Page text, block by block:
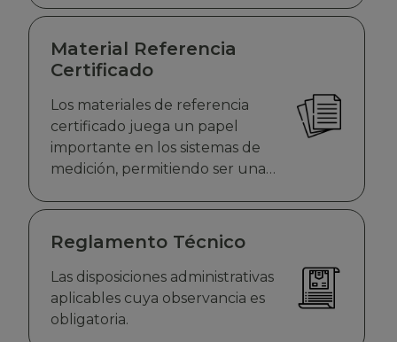
el suelo y una gran variedad de
materiales, entre otros
Material Referencia
Certificado
Los materiales de referencia
certificado juega un papel
importante en los sistemas de
medición, permitiendo ser una
calidad
Reglamento Técnico
Las disposiciones administrativas
aplicables cuya observancia es
obligatoria.